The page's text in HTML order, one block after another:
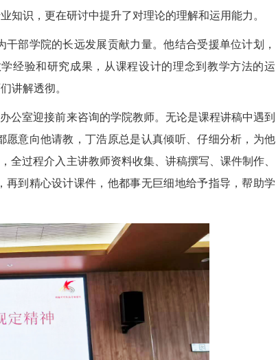
知识，更在研讨中提升了对理论的理解和运用能力。
学院的长远发展贡献力量。他结合受援单位计划，
经验和研究成果，从课程设计的理念到教学方法的运
讲解透彻。
室迎接前来咨询的学院教师。无论是课程讲稿中遇到
意向他请教，丁浩原总是认真倾听、仔细分析，为他
全过程介入主讲教师资料收集、讲稿撰写、课件制作、
到精心设计课件，他都事无巨细地给予指导，帮助学